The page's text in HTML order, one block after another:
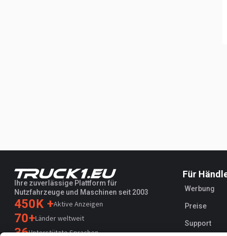
Ihre zuverlässige Plattform für
Nutzfahrzeuge und Maschinen seit 2003
450K +Aktive Anzeigen
70+Länder weltweit
36Unterstützte Sprachen
Für
Werbung
Preise
Support